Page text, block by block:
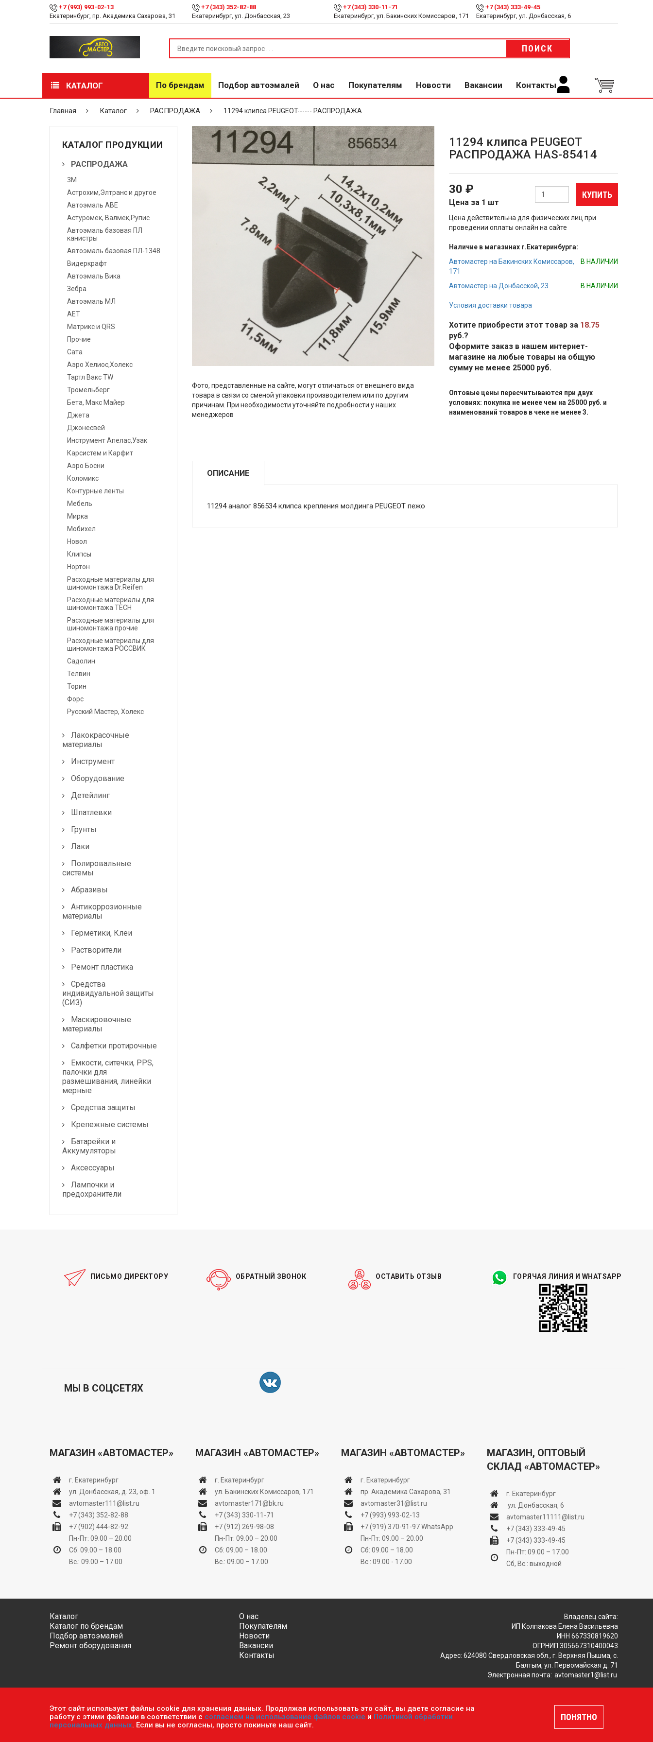
+7 (993) 993-02-13
Екатеринбург, пр. Академика Сахарова, 31
+7 (343) 352-82-88
Екатеринбург, ул. Донбасская, 23
+7 (343) 330-11-71
Екатеринбург, ул. Бакинских Комиссаров, 171
+7 (343) 333-49-45
Екатеринбург, ул. Донбасская, 6
ПОИСК
КАТАЛОГ По брендам Подбор автоэмалей О нас Покупателям Новости Вакансии Контакты
РАСПРОДАЖА
Лакокрасочные
материалы
Инструмент
Оборудование
Полировальные системы
Антикоррозионные
Герметики, Клеи
Растворители
Ремонт пластика
Средства индивидуальной
защиты (СИЗ)
Маскировочные
Салфетки протирочные
Емкости, ситечки, PPS,
палочки для
размешивания, линейки
Средства защиты
Крепежные системы
Батарейки и
Аккумуляторы
Аксессуары
Лампочки и
предохранители
Главная Каталог РАСПРОДАЖА 11294 клипса PEUGEOT------ РАСПРОДАЖА
КАТАЛОГ ПРОДУКЦИИ
РАСПРОДАЖА
3М
Астрохим,Элтранс и другое
Автоэмаль АВЕ
Астуромек, Валмек,Рупис
Автоэмаль базовая ПЛ
канистры
Автоэмаль базовая ПЛ-1348
Видеркрафт
Автоэмаль Вика
Зебра
Автоэмаль МЛ
АЕТ
Матрикс и QRS
Прочие
Сата
Аэро Хелиос,Холекс
Тартл Вакс TW
Тромельберг
Бета, Макс Майер
Джета
Джонесвей
Инструмент Апелас,Узак
Карсистем и Карфит
Аэро Босни
Коломикс
Контурные ленты
Мебель
Мирка
Мобихел
Новол
Клипсы
Нортон
Расходные материалы для
шиномонтажа Dr.Reifen
Расходные материалы для
шиномонтажа TECH
Расходные материалы для
шиномонтажа прочие
Расходные материалы для
шиномонтажа РОССВИК
Садолин
Телвин
Торин
Форс
Русский Мастер, Холекс
Лакокрасочные
материалы
Инструмент
Оборудование
Детейлинг
Шпатлевки
Грунты
Лаки
Полировальные
системы
Абразивы
Антикоррозионные
материалы
Герметики, Клеи
Растворители
Ремонт пластика
Средства
индивидуальной защиты
(СИЗ)
Маскировочные
материалы
Салфетки протирочные
Емкости, ситечки, PPS,
палочки для
размешивания, линейки
мерные
Средства защиты
Крепежные системы
Батарейки и
Аккумуляторы
Аксессуары
Лампочки и
предохранители
Фото, представленные на сайте, могут отличаться от внешнего вида
товара в связи со сменой упаковки производителем или по другим
причинам. При необходимости уточняйте подробности у наших
менеджеров
11294 клипса PEUGEOT
РАСПРОДАЖА HAS-85414
30 ₽
Цена за 1 шт
КУПИТЬ
Цена действительна для физических лиц при
проведении оплаты онлайн на сайте
Наличие в магазинах г.Екатеринбурга:
Автомастер на Бакинских Комиссаров,
171
В НАЛИЧИИ
Автомастер на Донбасской, 23 В НАЛИЧИИ
Условия доставки товара
Хотите приобрести этот товар за 18.75
руб.?
Оформите заказ в нашем интернет-
магазине на любые товары на общую
сумму не менее 25000 руб.
Оптовые цены пересчитываются при двух
условиях: покупка не менее чем на 25000 руб. и
наименований товаров в чеке не менее 3.
ОПИСАНИЕ
11294 аналог 856534 клипса крепления молдинга PEUGEOT пежо
ПИСЬМО ДИРЕКТОРУ ОБРАТНЫЙ ЗВОНОК ОСТАВИТЬ ОТЗЫВ ГОРЯЧАЯ ЛИНИЯ И WHATSAPP
МЫ В СОЦСЕТЯХ
МАГАЗИН «АВТОМАСТЕР»
г. Екатеринбург
ул. Донбасская, д. 23, оф. 1
avtomaster111@list.ru
+7 (343) 352-82-88
+7 (902) 444-82-92
Пн-Пт: 09.00 – 20.00
Сб: 09.00 – 18.00
Вс.: 09.00 – 17.00
МАГАЗИН «АВТОМАСТЕР»
г. Екатеринбург
ул. Бакинских Комиссаров, 171
avtomaster171@bk.ru
+7 (343) 330-11-71
+7 (912) 269-98-08
Пн-Пт: 09.00 – 20.00
Сб: 09.00 – 18.00
Вс.: 09.00 – 17.00
МАГАЗИН «АВТОМАСТЕР»
г. Екатеринбург
пр. Академика Сахарова, 31
avtomaster31@list.ru
+7 (993) 993-02-13
+7 (919) 370-91-97WhatsApp
Пн-Пт: 09.00 – 20.00
Сб: 09.00 – 18.00
Вс.: 09.00 - 17.00
МАГАЗИН, ОПТОВЫЙ
СКЛАД «АВТОМАСТЕР»
г. Екатеринбург
ул. Донбасская, 6
avtomaster11111@list.ru
+7 (343) 333-49-45
+7 (343) 333-49-45
Пн-Пт: 09.00 – 17.00
Сб, Вс.: выходной
Каталог
Каталог по брендам
Подбор автоэмалей
Ремонт оборудования
О нас
Покупателям
Новости
Вакансии
Контакты
Владелец сайта:
ИП Колпакова Елена Васильевна
ИНН 667330819620
ОГРНИП 305667310400043
Адрес: 624080 Свердловская обл., г. Верхняя Пышма, с.
Балтым, ул. Первомайская д. 71
Электронная почта: avtomaster1@list.ru
Обратите внимание, что данный сайт носит исключительно информационный характер и ни при каких условиях не является публичной офертой, определяемой положениями
ч.2 ст. 437 Гражданского кодекса РФ.Политика конфиденциальности персональных данных Пользовательское соглашение
Этот сайт использует файлы cookie для хранения данных. Продолжая использовать это сайт, вы даете согласие на
работу с этими файлами в соответствии с согласием на использование файлов cookie и Политикой обработки
персональных данных. Если вы не согласны, просто покиньте наш сайт.
ПОНЯТНО